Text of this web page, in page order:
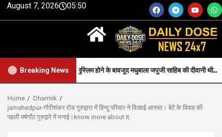
August 7, 2026 05:50
Breaking News
Faith-जन्म से मुस्लिम होने के बावजूद मधुबाला जपुजी साहिब की दीवानी थी..
Home
Dharmik
jamshedpur-गौरीशंकर रोड गुरुद्वारा में हिन्दू परिवार ने दिखाई आस्था। बेटे के विवाह की
पहली वर्षगाँठ गुरुद्वारे में मनाई।know more about it.